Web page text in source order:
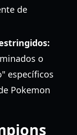
de
o
específicos
Pokemon